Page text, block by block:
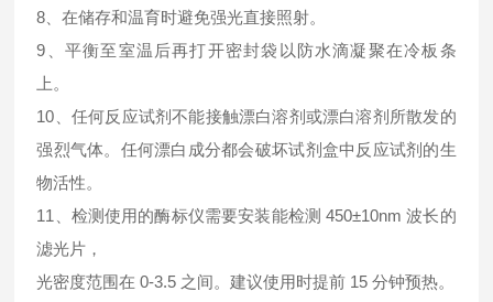
8、在储存和温育时避免强光直接照射。
9、平衡至室温后再打开密封袋以防水滴凝聚在冷板条
上。
10、任何反应试剂不能接触漂白溶剂或漂白溶剂所散发的
强烈气体。任何漂白成分都会破坏试剂盒中反应试剂的生
物活性。
11、检测使用的酶标仪需要安装能检测 450±10nm 波长的
滤光片，
光密度范围在 0-3.5 之间。建议使用时提前 15 分钟预热。